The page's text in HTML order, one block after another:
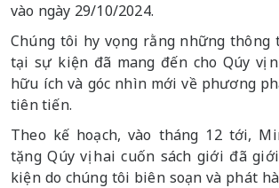
vào ngày 29/10/2024.
Chúng tôi hy vọng rằng những thông
tại sự kiện đã mang đến cho Qúy vị
hữu ích và góc nhìn mới về phương
tiên tiến.
Theo kế hoạch, vào tháng 12 tới,
tặng Qúy vị hai cuốn sách giới đã
kiện do chúng tôi biên soạn và phát